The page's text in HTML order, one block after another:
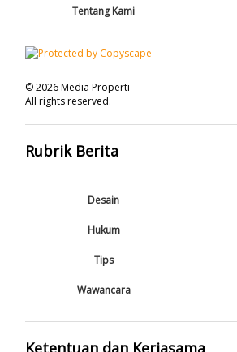
Tentang Kami
©2026Media Properti
All rights reserved.
Rubrik Berita
Desain
Hukum
Tips
Wawancara